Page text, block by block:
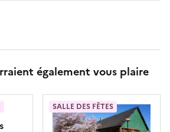
également vous plaire
SALLE DES FÊTES